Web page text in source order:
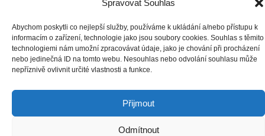
Spravovat Souhlas
Abychom poskytli co nejlepší služby, používáme k ukládání a/nebo přístupu k
informacím o zařízení, technologie jako jsou soubory cookies. Souhlas s těmito
technologiemi nám umožní zpracovávat údaje, jako je chování při procházení
nebo jedinečná ID na tomto webu. Nesouhlas nebo odvolání souhlasu může
nepříznivě ovlivnit určité vlastnosti a funkce.
Přijmout
Odmítnout
čočky
|
Optika
[hfe_template id='16970']